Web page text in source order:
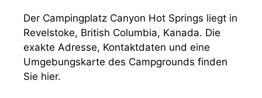
Der Campingplatz Canyon Hot Springs liegt in
Revelstoke, British Columbia, Kanada. Die
exakte Adresse, Kontaktdaten und eine
Umgebungskarte des Campgrounds finden
Sie hier.